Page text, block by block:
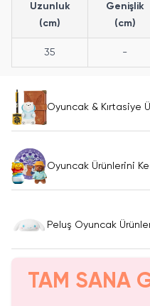
Uzunluk
(cm)
Genişlik
(cm)
35 -
Oyuncak & Kırtasiye
Oyuncak Ürünlerini
Peluş Oyuncak
TAM SANA